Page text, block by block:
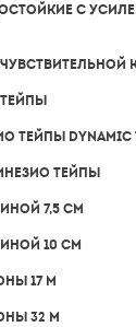
с
тейпы Dynamic
тейпы
7,5 cм
10 см
17 м
32 м